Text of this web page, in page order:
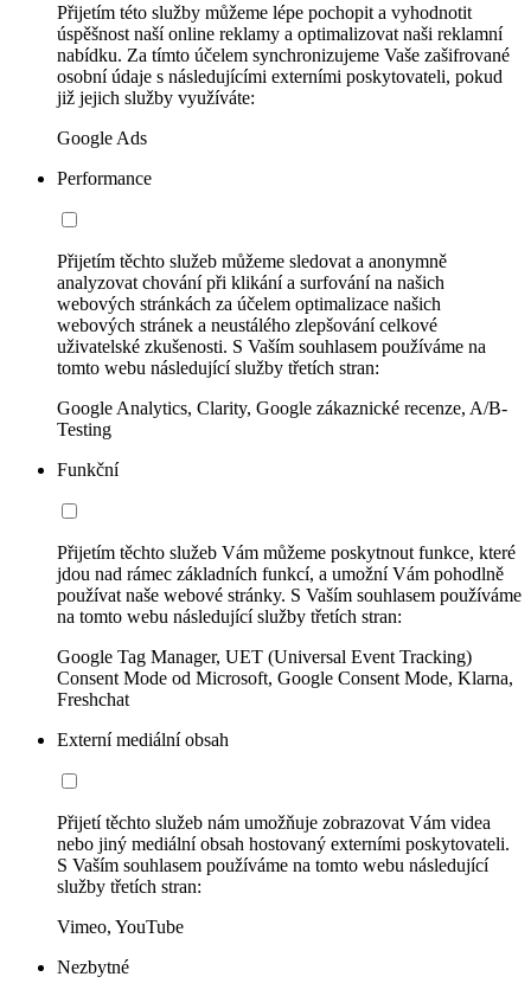
Přijetím této služby můžeme lépe pochopit a vyhodnotit
úspěšnost naší online reklamy a optimalizovat naši reklamní
nabídku. Za tímto účelem synchronizujeme Vaše zašifrované
osobní údaje s následujícími externími poskytovateli, pokud
již jejich služby využíváte:
Google Ads
Performance
Přijetím těchto služeb můžeme sledovat a anonymně
analyzovat chování při klikání a surfování na našich
webových stránkách za účelem optimalizace našich
webových stránek a neustálého zlepšování celkové
uživatelské zkušenosti. S Vaším souhlasem používáme na
tomto webu následující služby třetích stran:
Google Analytics, Clarity, Google zákaznické recenze, A/B-
Testing
Funkční
Přijetím těchto služeb Vám můžeme poskytnout funkce, které
jdou nad rámec základních funkcí, a umožní Vám pohodlně
používat naše webové stránky. S Vaším souhlasem používáme
na tomto webu následující služby třetích stran:
Google Tag Manager, UET (Universal Event Tracking)
Consent Mode od Microsoft, Google Consent Mode, Klarna,
Freshchat
Externí mediální obsah
Přijetí těchto služeb nám umožňuje zobrazovat Vám videa
nebo jiný mediální obsah hostovaný externími poskytovateli.
S Vaším souhlasem používáme na tomto webu následující
služby třetích stran:
Vimeo, YouTube
Nezbytné